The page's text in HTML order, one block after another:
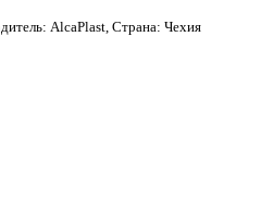
AlcaPlast, Страна: Чехия